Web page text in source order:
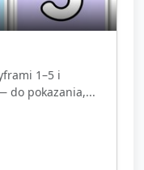
1–5 i
do pokazania,...